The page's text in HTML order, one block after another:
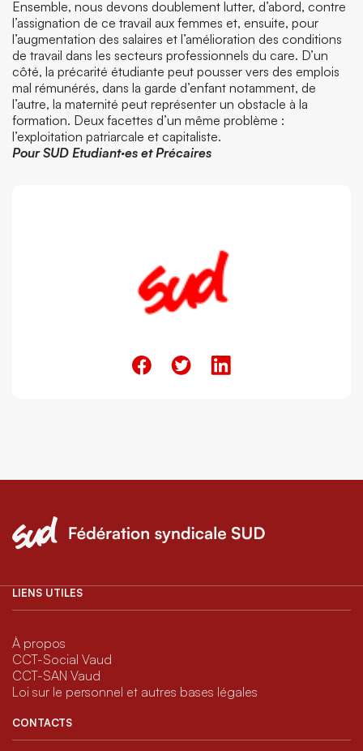
Ensemble, nous devons doublement lutter, d’abord, contre
l’assignation de ce travail aux femmes et, ensuite, pour
l’augmentation des salaires et l’amélioration des conditions
de travail dans les secteurs professionnels du care. D’un
côté, la précarité étudiante peut pousser vers des emplois
mal rémunérés, dans la garde d’enfant notamment, de
l’autre, la maternité peut représenter un obstacle à la
formation. Deux facettes d’un même problème :
l’exploitation patriarcale et capitaliste.
Pour SUD Etudiant·es et Précaires
LIENS UTILES
À propos
CCT-Social Vaud
CCT-SAN Vaud
Loi sur le personnel et autres bases légales
CONTACTS